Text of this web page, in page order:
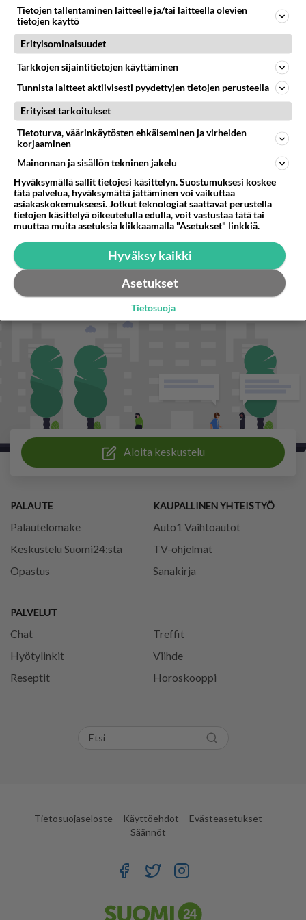
GALLUP: Mikä on arkiruokabravuurisi? 17
Naiset kertokaa
Miksi se että mies on seksuaalinen ja haluaa seksiä ja te olette hänen mielestänne haluttava on vastenmielistä? Mikä sii
STARA.FI
Aikuisten vesirokkorokotukset alkoivat – kohderyhmä julkistettiin
Moottoripyöräilijä pakeni poliisia – tutkaan hurja ylinopeus
Blind Channel palaa tauoltaan – paluukonsertti marraskuussa
Aloita keskustelu
PALAUTE
Palautelomake
Keskustelu Suomi24:sta
Opastus
PALVELUT
Chat
Treffit
Hyötylinkit
Viihde
Reseptit
Horoskooppi
KAUPALLINEN YHTEISTYÖ
Auto1 Vaihtoautot
TV-ohjelmat
Sanakirja
Tietosuojaseloste Käyttöehdot
Evästeasetukset
Säännöt
Tietojen tallentaminen laitteelle ja/tai laitteella olevien
tietojen käyttö
Erityisominaisuudet
Tarkkojen sijaintitietojen käyttäminen
Tunnista laitteet aktiivisesti pyydettyjen tietojen perusteella
Erityiset tarkoitukset
Tietoturva, väärinkäytösten ehkäiseminen ja virheiden
korjaaminen
Mainonnan ja sisällön tekninen jakelu
Hyväksymällä sallit tietojesi käsittelyn. Suostumuksesi koskee
tätä palvelua, hyväksymättä jättäminen voi vaikuttaa
asiakaskokemukseesi. Jotkut teknologiat saattavat perustella
tietojen käsittelyä oikeutetulla edulla, voit vastustaa tätä tai
muuttaa muita asetuksia klikkaamalla "Asetukset" linkkiä.
Hyväksy kaikki
Asetukset
Tietosuoja